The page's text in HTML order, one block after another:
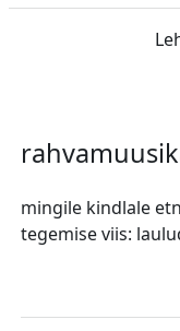
mingile kindlale
tegemise viis: